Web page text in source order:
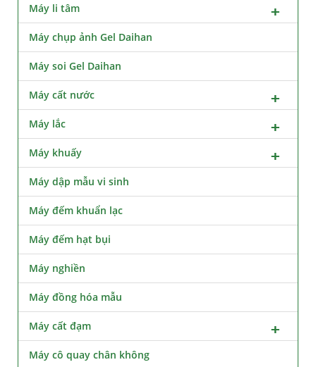
Máy li tâm
Máy chụp ảnh Gel Daihan
Máy soi Gel Daihan
Máy cất nước
Máy lắc
Máy khuấy
Máy dập mẫu vi sinh
Máy đếm khuẩn lạc
Máy đếm hạt bụi
Máy nghiền
Máy đồng hóa mẫu
Máy cất đạm
Máy cô quay chân không